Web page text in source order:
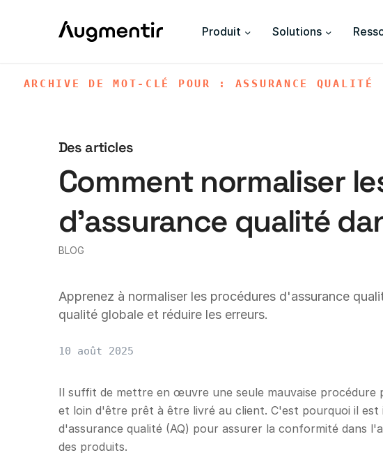
Produit Solutions
ARCHIVE DE MOT-CLÉ POUR : ASSURANCE QUALITÉ
Des articles
Comment normaliser
d'assurance qualité
BLOG
Apprenez à normaliser les procédures d'assurance
qualité globale et réduire les erreurs.
10 août 2025
Il suffit de mettre en œuvre une seule mauvaise
et loin d'être prêt à être livré au client. C'est pourquoi il
d'assurance qualité (AQ) pour assurer la conformité dans
des produits.